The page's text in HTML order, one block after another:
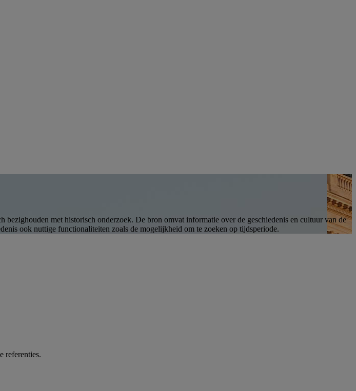
met historisch onderzoek. De bron omvat informatie over de geschiedenis en cultuur van de
ook nuttige functionaliteiten zoals de mogelijkheid om te zoeken op tijdsperiode.
referenties.